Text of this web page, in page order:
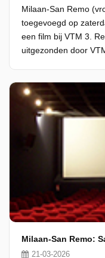
Milaan-San Remo
toegevoegd op
een film bij VTM 3.
uitgezonden door
Milaan-San Remo:
21-03-2026